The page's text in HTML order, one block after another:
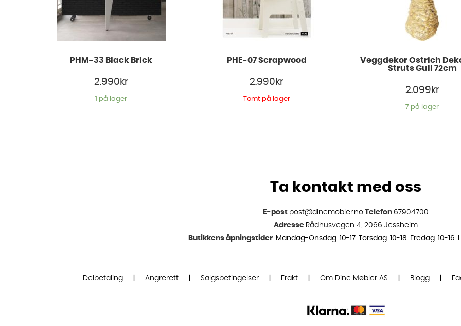
PHM-33 Black Brick
2.990 kr
1 på lager
PHE-07 Scrapwood
2.990 kr
Tomt på lager
Veggdekor Ostrich
Struts Gull 72cm
2.099 kr
7 på lager
Ta kontakt med oss
E-post post@dinemobler.no Telefon 67904700
Adresse Rådhusvegen 4, 2066 Jessheim
Butikkens åpningstider: Mandag-Onsdag: 10-17 Torsdag: 10-18 Fredag: 10-16
Delbetaling Angrerett Salgsbetingelser Frakt Om Dine Møbler AS Blogg